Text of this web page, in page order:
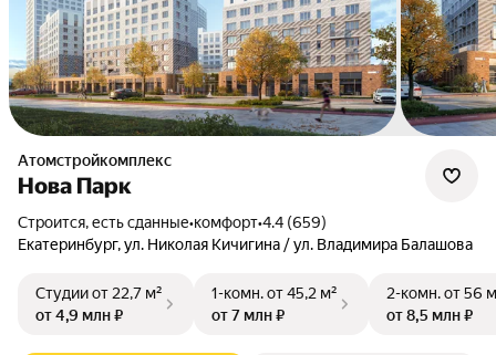
Атомстройкомплекс
Нова Парк
Строится, есть сданные•комфорт•4.4 (659)
Екатеринбург, ул. Николая Кичигина / ул. Владимира Балашова
Студииот 22,7 м²
от 4,9 млн ₽
1-комн.от 45,2 м²
от 7 млн ₽
2-комн.от 56
от 8,5 млн ₽